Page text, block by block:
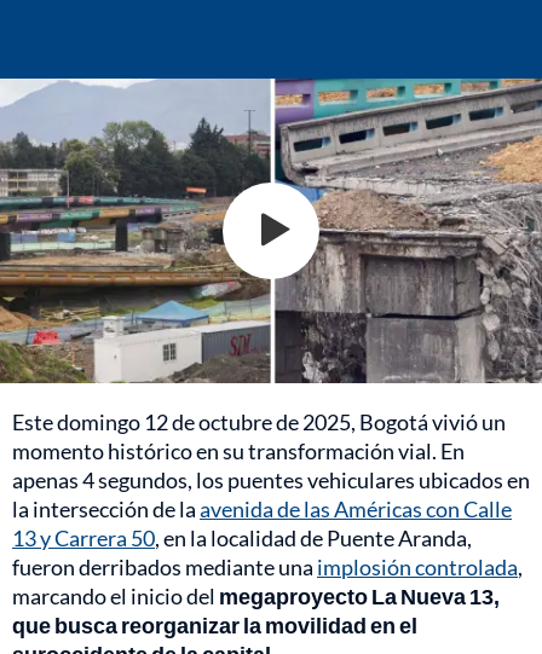
Este domingo 12 de octubre de 2025, Bogotá vivió un
momento histórico en su transformación vial. En
apenas 4 segundos, los puentes vehiculares ubicados en
la intersección de laavenida de las Américas con Calle
13 y Carrera 50, en la localidad de Puente Aranda,
fueron derribados mediante una implosión controlada,
marcando el inicio del megaproyecto La Nueva 13,
que busca reorganizar la movilidad en el